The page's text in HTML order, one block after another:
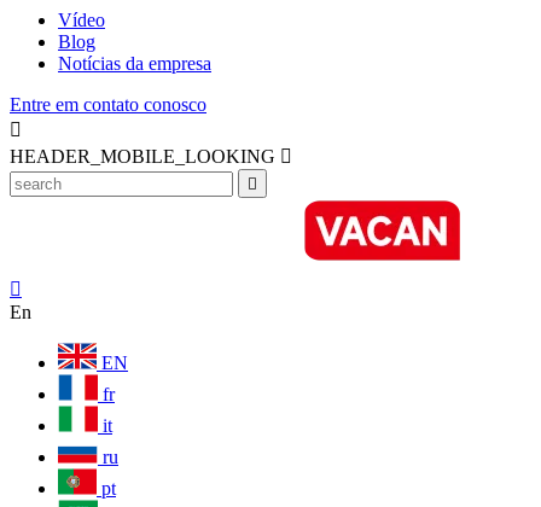
Vídeo
Blog
Notícias da empresa
Entre em contato conosco

HEADER_MOBILE_LOOKING 


En
EN
fr
it
ru
pt